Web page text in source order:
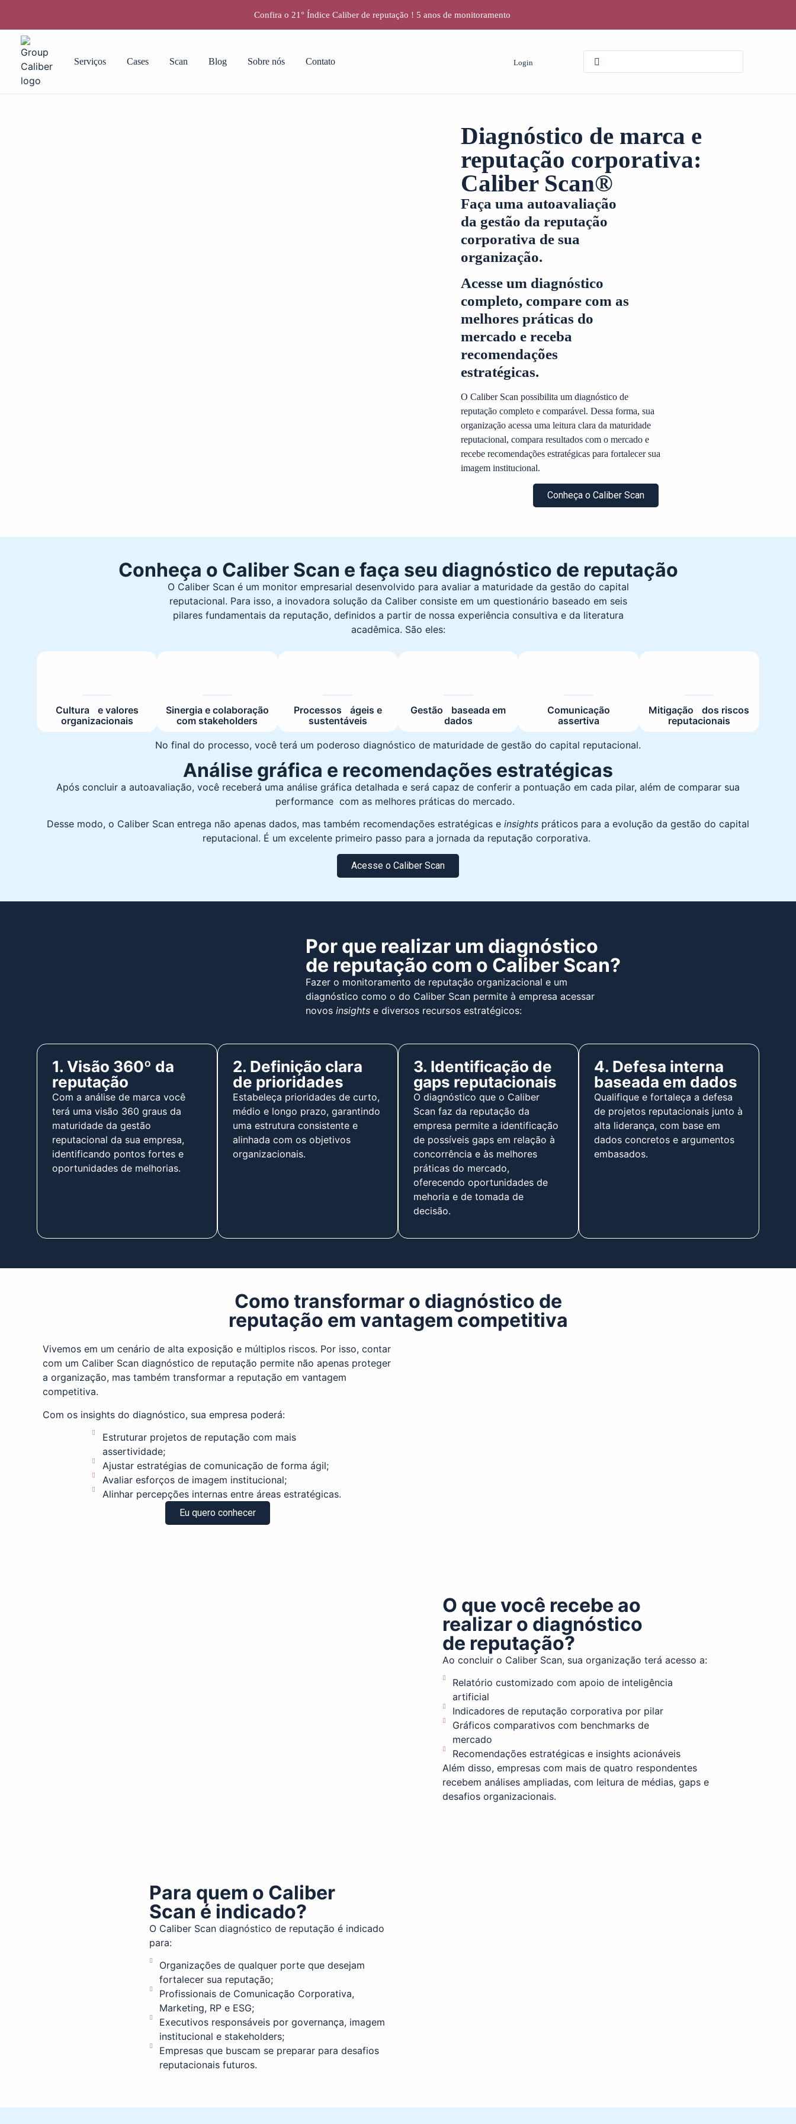
Confira o 21° Índice Caliber de reputação ! 5 anos de monitoramento
Serviços Cases Scan Blog Sobre nós Contato Login
Diagnóstico de marca e
reputação corporativa:
Caliber Scan®
Faça uma autoavaliação
da gestão da reputação
corporativa de sua
organização.
Acesse um diagnóstico
completo, compare com as
melhores práticas do
mercado e receba
recomendações
estratégicas.
O Caliber Scan possibilita um diagnóstico de
reputação completo e comparável. Dessa forma, sua
organização acessa uma leitura clara da maturidade
reputacional, compara resultados com o mercado e
recebe recomendações estratégicas para fortalecer sua
imagem institucional.
Conheça o Caliber Scan
Conheça o Caliber Scan e faça seu diagnóstico de reputação
O Caliber Scan é um monitor empresarial desenvolvido para avaliar a maturidade da gestão do capital
reputacional. Para isso, a inovadora solução da Caliber consiste em um questionário baseado em seis
pilares fundamentais da reputação, definidos a partir de nossa experiência consultiva e da literatura
acadêmica. São eles:
Cultura e valores
organizacionais
Sinergia e colaboração
com stakeholders
Processos ágeis e
sustentáveis
Gestão baseada em
dados
Comunicação
assertiva
Mitigação dos riscos
reputacionais
No final do processo, você terá um poderoso diagnóstico de maturidade de gestão do capital reputacional.
Análise gráfica e recomendações estratégicas
Após concluir a autoavaliação, você receberá uma análise gráfica detalhada e será capaz de conferir a pontuação em cada pilar, além de comparar sua
performance com as melhores práticas do mercado.
Desse modo, o Caliber Scan entrega não apenas dados, mas também recomendações estratégicas e insights práticos para a evolução da gestão do capital
reputacional. É um excelente primeiro passo para a jornada da reputação corporativa.
Acesse o Caliber Scan
Por que realizar um diagnóstico
de reputação com o Caliber Scan?
Fazer o monitoramento de reputação organizacional e um
diagnóstico como o do Caliber Scan permite à empresa acessar
novosinsights e diversos recursos estratégicos:
1. Visão 360º da
reputação
Com a análise de marca você
terá uma visão 360 graus da
maturidade da gestão
reputacional da sua empresa,
identificando pontos fortes e
oportunidades de melhorias.
2. Definição clara
de prioridades
Estabeleça prioridades de curto,
médio e longo prazo, garantindo
uma estrutura consistente e
alinhada com os objetivos
organizacionais.
3. Identificação de
gaps reputacionais
O diagnóstico que o Caliber
Scan faz da reputação da
empresa permite a identificação
de possíveis gaps em relação à
concorrência e às melhores
práticas do mercado,
oferecendo oportunidades de
mehoria e de tomada de
decisão.
4. Defesa interna
baseada em dados
Qualifique e fortaleça a defesa
de projetos reputacionais junto à
alta liderança, com base em
dados concretos e argumentos
embasados.
Como transformar o diagnóstico de
reputação em vantagem competitiva
Vivemos em um cenário de alta exposição e múltiplos riscos. Por isso, contar
com um Caliber Scan diagnóstico de reputação permite não apenas proteger
a organização, mas também transformar a reputação em vantagem
competitiva.
Com os insights do diagnóstico, sua empresa poderá:
Estruturar projetos de reputação com mais
assertividade;
Ajustar estratégias de comunicação de forma ágil;
Avaliar esforços de imagem institucional;
Alinhar percepções internas entre áreas estratégicas.
Eu quero conhecer
O que você recebe ao
realizar o diagnóstico
de reputação?
Ao concluir o Caliber Scan, sua organização terá acesso a:
Relatório customizado com apoio de inteligência
artificial
Indicadores de reputação corporativa por pilar
Gráficos comparativos com benchmarks de
mercado
Recomendações estratégicas e insights acionáveis
Além disso, empresas com mais de quatro respondentes
recebem análises ampliadas, com leitura de médias, gaps e
desafios organizacionais.
Para quem o Caliber
Scan é indicado?
O Caliber Scan diagnóstico de reputação é indicado
para:
Organizações de qualquer porte que desejam
fortalecer sua reputação;
Profissionais de Comunicação Corporativa,
Marketing, RP e ESG;
Executivos responsáveis por governança, imagem
institucional e stakeholders;
Empresas que buscam se preparar para desafios
reputacionais futuros.